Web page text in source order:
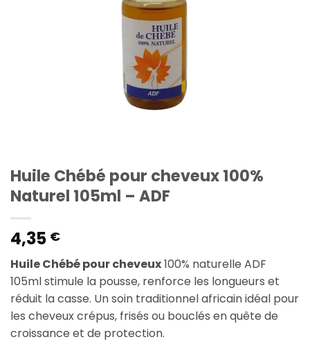
Huile Chébé pour cheveux 100%
Naturel 105ml – ADF
4,35 €
Huile Chébé pour cheveux100% naturelle ADF
105ml stimule la pousse, renforce les longueurs et
réduit la casse. Un soin traditionnel africain idéal pour
les cheveux crépus, frisés ou bouclés en quête de
croissance et de protection.